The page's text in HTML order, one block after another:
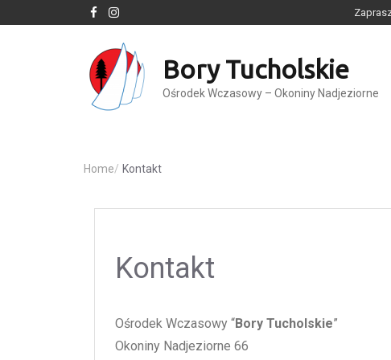
Bory Tucholskie
Ośrodek Wczasowy – Okoniny Nadjeziorne
Home/ Kontakt
Kontakt
Ośrodek Wczasowy “Bory Tucholskie”
Okoniny Nadjeziorne 66